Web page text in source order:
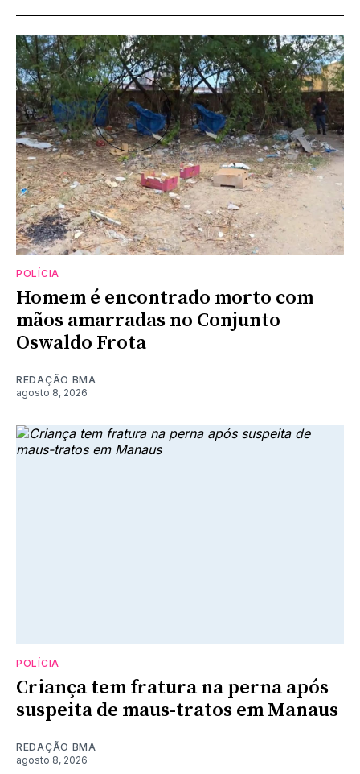
POLÍCIA
Homem é encontrado morto com
mãos amarradas no Conjunto
Oswaldo Frota
REDAÇÃO BMA
agosto 8, 2026
POLÍCIA
Criança tem fratura na perna após
suspeita de maus-tratos em Manaus
REDAÇÃO BMA
agosto 8, 2026